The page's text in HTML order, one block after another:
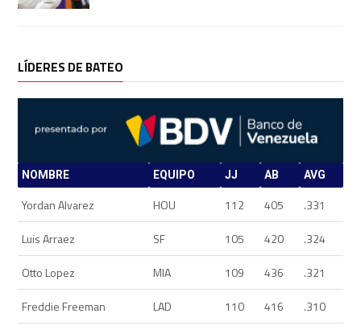
LÍDERES DE BATEO
NOMBRE EQUIPO JJ AB AVG
Yordan Alvarez HOU 112 405
.331
Luis Arraez
SF 105 420
.324
Otto Lopez
MIA 109 436
.321
Freddie Freeman
LAD 110 416
.310